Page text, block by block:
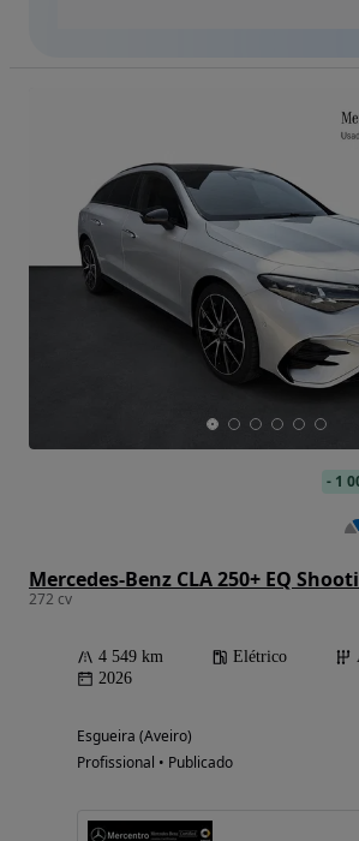
Mercedes-Benz CLA 250+ EQ
272 cv
4 549 km Elétrico
2026
Esgueira (Aveiro)
Profissional • Publicado
- 1